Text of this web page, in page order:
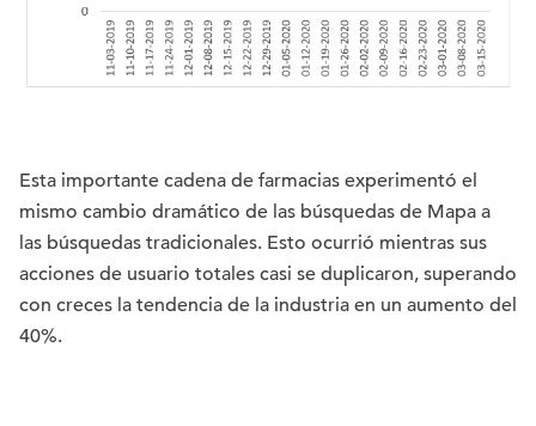
Esta importante cadena de farmacias experimentó el
mismo cambio dramático de las búsquedas de Mapa a
las búsquedas tradicionales. Esto ocurrió mientras sus
acciones de usuario totales casi se duplicaron, superando
con creces la tendencia de la industria en un aumento del
40%.